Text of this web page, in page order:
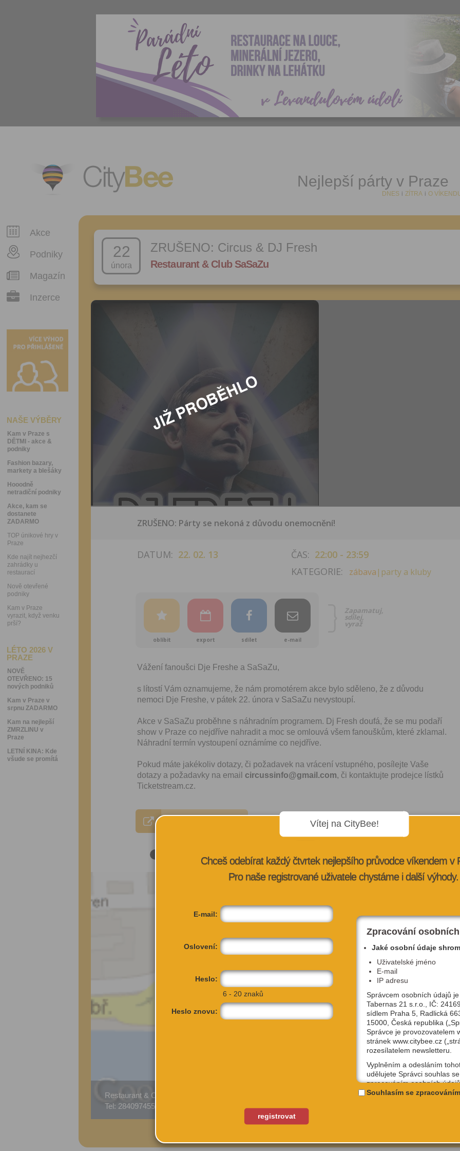
CityBee Nejlepší párty v Praze
DNES i ZÍTRA i O
Akce
Podniky
Magazín
Inzerce
NAŠE VÝBĚRY
Kam v Praze s
DĚTMI - akce &
podniky
Fashion bazary,
markety a blešáky
Hooodně
netradiční podniky
Akce, kam se
dostanete
ZADARMO
TOP únikové hry v
Praze
Kde najít nejhezčí
zahrádky u
restaurací
Nově otevřené
podniky
Kam v Praze
vyrazit, když venku
prší?
LÉTO 2026 V
PRAZE
NOVĚ
OTEVŘENO: 15
nových podniků
Kam v Praze v
srpnu ZADARMO
Kam na nejlepší
ZMRZLINU v
Praze
LETNÍ KINA: Kde
všude se promítá
22
února
ZRUŠENO: Circus & DJ Fresh
Restaurant & Club SaSaZu
ZRUŠENO: Párty se nekoná z důvodu onemocnění!
DATUM: 22. 02. 13 ČAS: 22:00 - 23:59
KATEGORIE:
zábava |party a kluby
oblíbit export sdílet e-mail
Zapamatuj,
sdílej,
vyraž
Vážení fanoušci Dje Freshe a SaSaZu,
s lítostí Vám oznamujeme, že nám promotérem akce bylo sděleno, že z důvodu
nemoci Dje Freshe, v pátek 22. února v SaSaZu nevystoupí.
Akce v SaSaZu proběhne s náhradním programem. Dj Fresh doufá, že se mu podaří
show v Praze co nejdříve nahradit a moc se omlouvá všem fanouškům, které zklamal.
Náhradní termín vystoupení oznámíme co nejdříve.
Pokud máte jakékoliv dotazy, či požadavek na vrácení vstupného, posílejte Vaše
dotazy a požadavky na email circussinfo@gmail.com, či kontaktujte prodejce lístků
Ticketstream.cz.
Restaurant & Club Sa...
Tel: 284097455
Praha 7, 17004
Vítej na CityBee!
Chceš odebírat každý čtvrtek nejlepšího průvodce víkendem v
Pro naše registrované uživatele chystáme i další výhody.
E-mail:
Oslovení:
Heslo:
6 - 20 znaků
Heslo znovu:
registrovat
Zpracování
Jaké osobní údaje
Uživatelské jméno
E-mail
IP adresu
Správcem osobních údajů
Tabernas 21 s.r.o., IČ:
sídlem Praha 5, Radlická
15000, Česká republika
Správce je provozovatelem
stránek www.citybee.cz
rozesílatelem newsletteru.
Vyplněním a odesláním
udělujete Správci souhlas se
zpracováním osobních
uživatelské jméno, email, IP
na webu www.citybee.cz.
Souhlasím se